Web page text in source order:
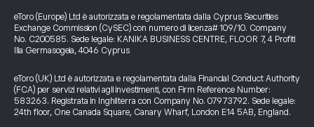
eToro (Europe) Ltd è autorizzata e regolamentata dalla Cyprus Securities
Exchange Commission (CySEC) con numero di licenza# 109/10. Company
No. C200585. Sede legale: KANIKA BUSINESS CENTRE, FLOOR 7, 4 Profiti
Ilia Germasogeia, 4046 Cyprus
eToro (UK) Ltd è autorizzata e regolamentata dalla Financial Conduct Authority
(FCA) per servizi relativi agli investimenti, con Firm Reference Number:
583263. Registrata in Inghilterra con Company No. 07973792. Sede legale:
24th floor, One Canada Square, Canary Wharf, London E14 5AB, England.